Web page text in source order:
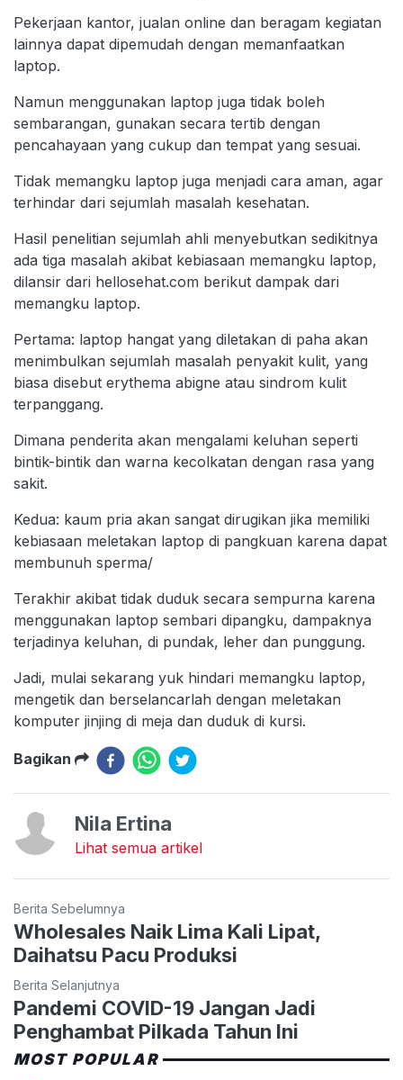
Pekerjaan kantor, jualan online dan beragam kegiatan
lainnya dapat dipemudah dengan memanfaatkan
laptop.
Namun menggunakan laptop juga tidak boleh
sembarangan, gunakan secara tertib dengan
pencahayaan yang cukup dan tempat yang sesuai.
Tidak memangku laptop juga menjadi cara aman, agar
terhindar dari sejumlah masalah kesehatan.
Hasil penelitian sejumlah ahli menyebutkan sedikitnya
ada tiga masalah akibat kebiasaan memangku laptop,
dilansir dari hellosehat.com berikut dampak dari
memangku laptop.
Pertama: laptop hangat yang diletakan di paha akan
menimbulkan sejumlah masalah penyakit kulit, yang
biasa disebut erythema abigne atau sindrom kulit
terpanggang.
Dimana penderita akan mengalami keluhan seperti
bintik-bintik dan warna kecolkatan dengan rasa yang
sakit.
Kedua: kaum pria akan sangat dirugikan jika memiliki
kebiasaan meletakan laptop di pangkuan karena dapat
membunuh sperma/
Terakhir akibat tidak duduk secara sempurna karena
menggunakan laptop sembari dipangku, dampaknya
terjadinya keluhan, di pundak, leher dan punggung.
Jadi, mulai sekarang yuk hindari memangku laptop,
mengetik dan berselancarlah dengan meletakan
komputer jinjing di meja dan duduk di kursi.
Bagikan
Nila Ertina
Lihat semua artikel
Berita Sebelumnya
Wholesales Naik Lima Kali Lipat,
Daihatsu Pacu Produksi
Berita Selanjutnya
Pandemi COVID-19 Jangan Jadi
Penghambat Pilkada Tahun Ini
MOST POPULAR